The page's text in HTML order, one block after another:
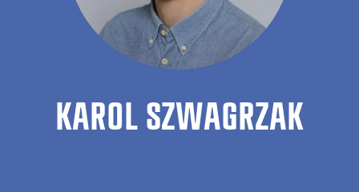
KA­ROL SZWAGRZAK